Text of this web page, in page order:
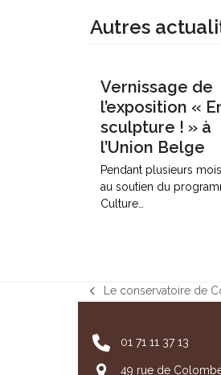
Autres
Vernissage de
l’exposition «
sculpture ! » à
l’Union Belge
Pendant plusieurs
au soutien du
Culture…
previous
Le conservatoire de
01 71 11 37 13
49 rue de